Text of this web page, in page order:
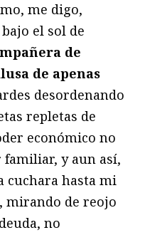
me digo,
el sol de
de
de apenas
desordenando
repletas de
económico no
y aun así,
cuchara hasta mi
mirando de reojo
no